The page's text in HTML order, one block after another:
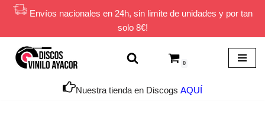
contenido
Envíos nacionales en 24h, sin limite de unidades y por tan
solo 8€!
0
Nuestra tienda en Discogs AQUÍ